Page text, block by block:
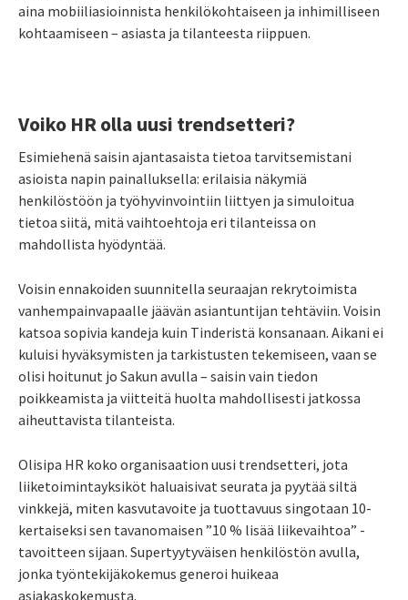
aina mobiiliasioinnista henkilökohtaiseen ja inhimilliseen
kohtaamiseen – asiasta ja tilanteesta riippuen.
Voiko HR olla uusi trendsetteri?
Esimiehenä saisin ajantasaista tietoa tarvitsemistani
asioista napin painalluksella: erilaisia näkymiä
henkilöstöön ja työhyvinvointiin liittyen ja simuloitua
tietoa siitä, mitä vaihtoehtoja eri tilanteissa on
mahdollista hyödyntää.
Voisin ennakoiden suunnitella seuraajan rekrytoimista
vanhempainvapaalle jäävän asiantuntijan tehtäviin. Voisin
katsoa sopivia kandeja kuin Tinderistä konsanaan. Aikani ei
kuluisi hyväksymisten ja tarkistusten tekemiseen, vaan se
olisi hoitunut jo Sakun avulla – saisin vain tiedon
poikkeamista ja viitteitä huolta mahdollisesti jatkossa
aiheuttavista tilanteista.
Olisipa HR koko organisaation uusi trendsetteri, jota
liiketoimintayksiköt haluaisivat seurata ja pyytää siltä
vinkkejä, miten kasvutavoite ja tuottavuus singotaan 10-
kertaiseksi sen tavanomaisen ”10 % lisää liikevaihtoa” -
tavoitteen sijaan. Supertyytyväisen henkilöstön avulla,
jonka työntekijäkokemus generoi huikeaa
asiakaskokemusta.